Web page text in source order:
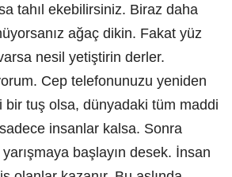
tahıl ekebilirsiniz. Biraz daha
ağaç dikin. Fakat yüz
nesil yetiştirin derler.
Cep telefonunuzu yeniden
bir tuş olsa, dünyadaki tüm maddi
insanlar kalsa. Sonra
başlayın desek. İnsan